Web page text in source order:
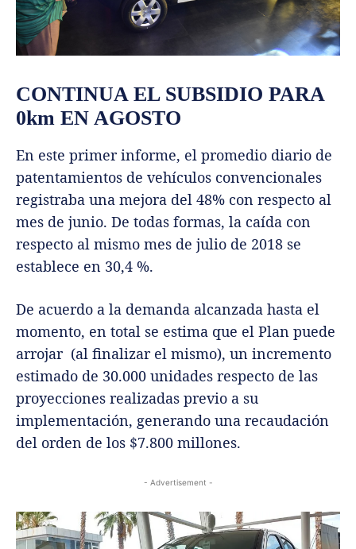
CONTINUA EL SUBSIDIO PARA
0km EN AGOSTO
En este primer informe, el promedio diario de
patentamientos de vehículos convencionales
registraba una mejora del 48% con respecto al
mes de junio. De todas formas, la caída con
respecto al mismo mes de julio de 2018 se
establece en 30,4 %.
De acuerdo a la demanda alcanzada hasta el
momento, en total se estima que el Plan puede
arrojar (al finalizar el mismo), un incremento
estimado de 30.000 unidades respecto de las
proyecciones realizadas previo a su
implementación, generando una recaudación
del orden de los $7.800 millones.
- Advertisement -